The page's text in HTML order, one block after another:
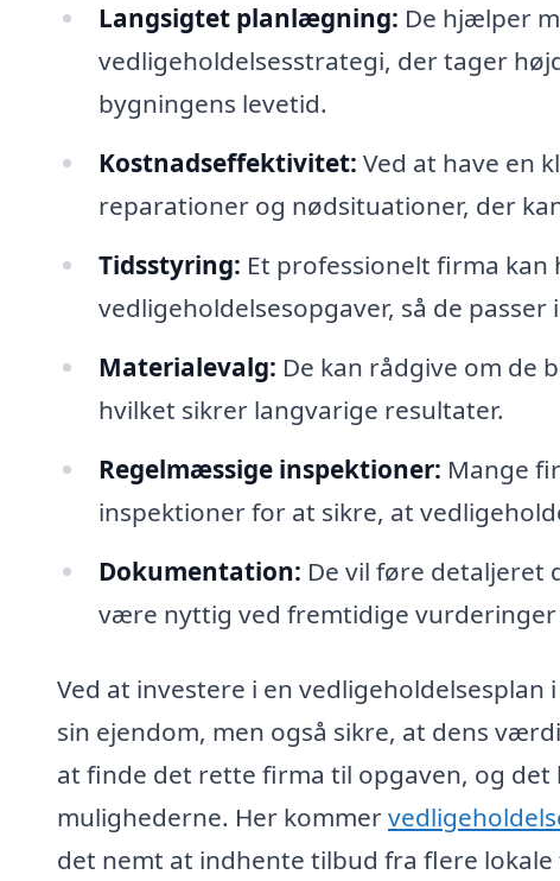
Langsigtet planlægning: De hjælper
vedligeholdelsesstrategi, der tager
bygningens levetid.
Kostnadseffektivitet: Ved at have en
reparationer og nødsituationer, der
Tidsstyring: Et professionelt firma
vedligeholdelsesopgaver, så de passer
Materialevalg: De kan rådgive om de
hvilket sikrer langvarige resultater.
Regelmæssige inspektioner: Mange
inspektioner for at sikre, at
Dokumentation: De vil føre detaljeret
være nyttig ved fremtidige vurderinger
Ved at investere i en
sin ejendom, men også sikre, at dens
at finde det rette firma til opgaven, og
mulighederne. Her kommer
det nemt at indhente tilbud fra flere